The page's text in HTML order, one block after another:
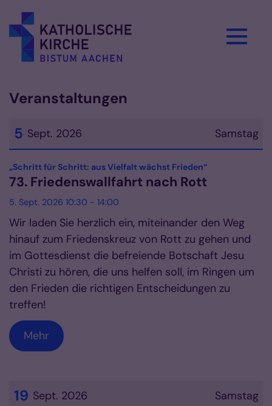
Veranstaltungen
Samstag
5 Sept. 2026
Datum: 5. September 2026
„Schritt für Schritt: aus Vielfalt wächst Frieden“:
73. Friedenswallfahrt nach Rott
5. Sept. 2026 10:30 - 14:00
Wir laden Sie herzlich ein, miteinander den Weg
hinauf zum Friedenskreuz von Rott zu gehen und
im Gottesdienst die befreiende Botschaft Jesu
Christi zu hören, die uns helfen soll, im Ringen um
den Frieden die richtigen Entscheidungen zu
treffen!
Mehr
Samstag
19 Sept. 2026